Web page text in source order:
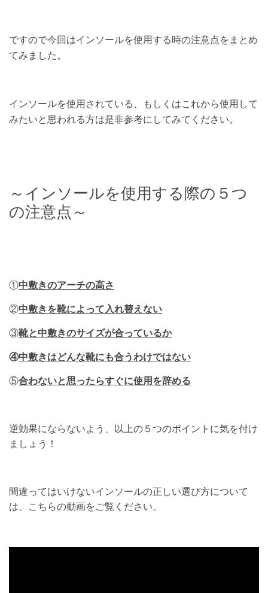
ですので今回はインソールを使用する時の注意点をまとめ
てみました。
インソールを使用されている、
もしくはこれから使用して
みたいと思われる方は是非参考にしてみてください。
～インソールを使用する際の５つ
の注意点～
①中敷きのアーチの高さ
②中敷きを靴によって入れ替えない
③靴と中敷きのサイズが合っているか
④中敷きはどんな靴にも合うわけではない
⑤合わないと思ったらすぐに使用を辞める
逆効果にならないよう、以上の５つのポイントに気を付け
ましょう！
間違ってはいけないインソールの正しい選び方について
は、こちらの動画をご覧ください。